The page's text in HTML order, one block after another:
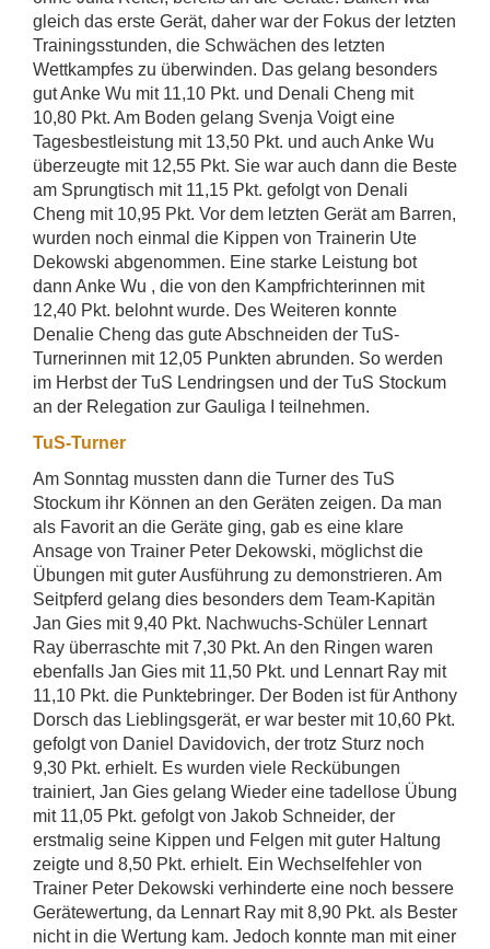
gleich das erste Gerät, daher war der Fokus der letzten
Trainingsstunden, die Schwächen des letzten
Wettkampfes zu überwinden. Das gelang besonders
gut Anke Wu mit 11,10 Pkt. und Denali Cheng mit
10,80 Pkt. Am Boden gelang Svenja Voigt eine
Tagesbestleistung mit 13,50 Pkt. und auch Anke Wu
überzeugte mit 12,55 Pkt. Sie war auch dann die Beste
am Sprungtisch mit 11,15 Pkt. gefolgt von Denali
Cheng mit 10,95 Pkt. Vor dem letzten Gerät am Barren,
wurden noch einmal die Kippen von Trainerin Ute
Dekowski abgenommen. Eine starke Leistung bot
dann Anke Wu , die von den Kampfrichterinnen mit
12,40 Pkt. belohnt wurde. Des Weiteren konnte
Denalie Cheng das gute Abschneiden der TuS-
Turnerinnen mit 12,05 Punkten abrunden. So werden
im Herbst der TuS Lendringsen und der TuS Stockum
an der Relegation zur Gauliga I teilnehmen.
TuS-Turner
Am Sonntag mussten dann die Turner des TuS
Stockum ihr Können an den Geräten zeigen. Da man
als Favorit an die Geräte ging, gab es eine klare
Ansage von Trainer Peter Dekowski, möglichst die
Übungen mit guter Ausführung zu demonstrieren. Am
Seitpferd gelang dies besonders dem Team-Kapitän
Jan Gies mit 9,40 Pkt. Nachwuchs-Schüler Lennart
Ray überraschte mit 7,30 Pkt. An den Ringen waren
ebenfalls Jan Gies mit 11,50 Pkt. und Lennart Ray mit
11,10 Pkt. die Punktebringer. Der Boden ist für Anthony
Dorsch das Lieblingsgerät, er war bester mit 10,60 Pkt.
gefolgt von Daniel Davidovich, der trotz Sturz noch
9,30 Pkt. erhielt. Es wurden viele Reckübungen
trainiert, Jan Gies gelang Wieder eine tadellose Übung
mit 11,05 Pkt. gefolgt von Jakob Schneider, der
erstmalig seine Kippen und Felgen mit guter Haltung
zeigte und 8,50 Pkt. erhielt. Ein Wechselfehler von
Trainer Peter Dekowski verhinderte eine noch bessere
Gerätewertung, da Lennart Ray mit 8,90 Pkt. als Bester
nicht in die Wertung kam. Jedoch konnte man mit einer